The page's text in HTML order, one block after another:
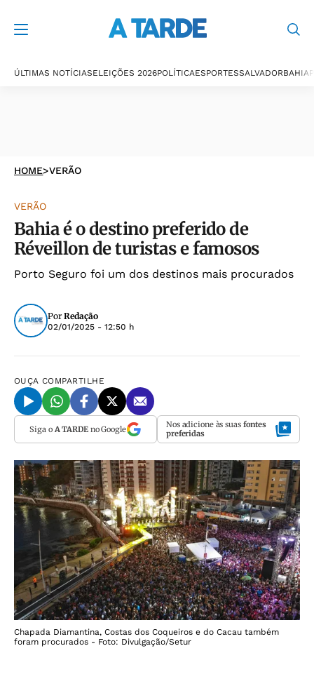
ÚLTIMAS NOTÍCIASELEIÇÕES 2026POLÍTICAESPORTESSALVADORBAHIA
HOME>VERÃO
VERÃO
Bahia é o destino preferido de
Réveillon de turistas e famosos
Porto Seguro foi um dos destinos mais procurados
Por Redação
02/01/2025 - 12:50 h
OUÇA COMPARTILHE
Siga o A TARDEno Google Nos adicione às suas fontes
preferidas
Chapada Diamantina, Costas dos Coqueiros e do Cacau também
foram procurados - Foto: Divulgação/Setur